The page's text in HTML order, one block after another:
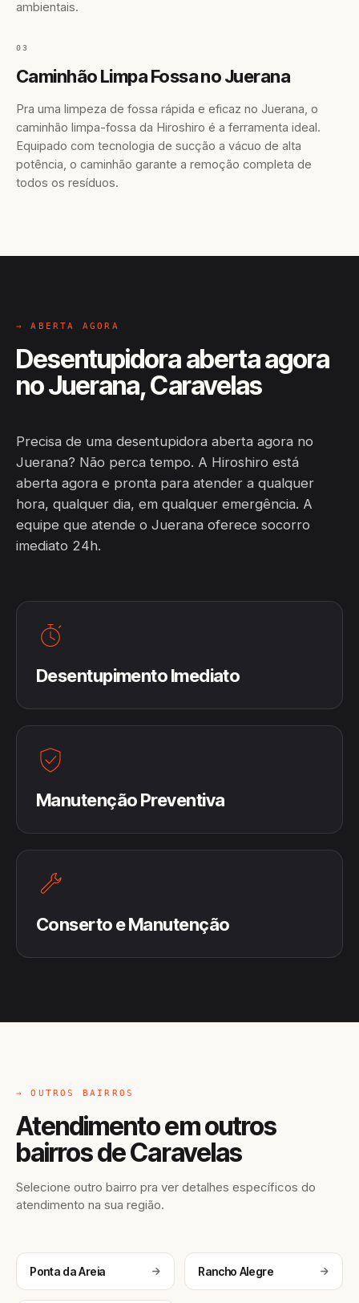
ambientais.
03
Caminhão Limpa Fossa no Juerana
Pra uma limpeza de fossa rápida e eficaz no Juerana, o
caminhão limpa-fossa da Hiroshiro é a ferramenta ideal.
Equipado com tecnologia de sucção a vácuo de alta
potência, o caminhão garante a remoção completa de
todos os resíduos.
→ ABERTA AGORA
Desentupidora aberta agora
no Juerana, Caravelas
Precisa de uma desentupidora aberta agora no
Juerana? Não perca tempo. A Hiroshiro está
aberta agora e pronta para atender a qualquer
hora, qualquer dia, em qualquer emergência. A
equipe que atende o Juerana oferece socorro
imediato 24h.
Desentupimento Imediato
Manutenção Preventiva
Conserto e Manutenção
→ OUTROS BAIRROS
Atendimento em outros
bairros de Caravelas
Selecione outro bairro pra ver detalhes específicos do
atendimento na sua região.
Ponta da Areia Rancho Alegre